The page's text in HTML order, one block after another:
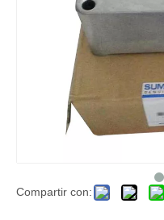
Compartir con: